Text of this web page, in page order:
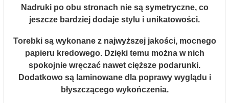
Nadruki po obu stronach nie są symetryczne, co
jeszcze bardziej dodaje stylu i unikatowości.
Torebki są wykonane z najwyższej jakości, mocnego
papieru kredowego. Dzięki temu można w nich
spokojnie wręczać nawet cięższe podarunki.
Dodatkowo są laminowane dla poprawy wyglądu i
błyszczącego wykończenia.